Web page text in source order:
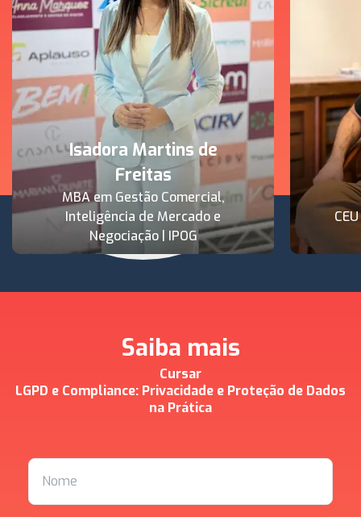
Isadora Martins de
Freitas
MBA em Gestão Comercial,
Inteligência de Mercado e
Negociação | IPOG
Saiba mais
Cursar
LGPD e Compliance: Privacidade e Proteção de Dados
na Prática